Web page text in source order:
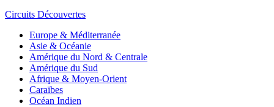
Circuits Découvertes
Europe & Méditerranée
Asie & Océanie
Amérique du Nord & Centrale
Amérique du Sud
Afrique & Moyen-Orient
Caraïbes
Océan Indien